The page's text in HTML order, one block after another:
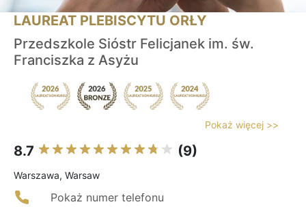
LAUREAT PLEBISCYTU ORŁY
Przedszkole Sióstr Felicjanek im. św.
Franciszka z Asyżu
Pokaż więcej >>
8.7 (9)
Warszawa, Warsaw
Pokaż numer telefonu